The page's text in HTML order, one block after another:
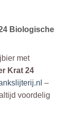
Biologische
met
Krat 24
–
voordelig